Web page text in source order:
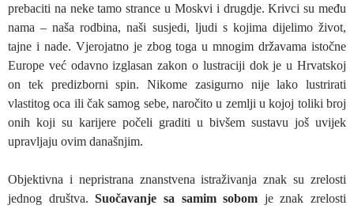
prebaciti na neke tamo strance u Moskvi i drugdje. Krivci su među
nama – naša rodbina, naši susjedi, ljudi s kojima dijelimo život,
tajne i nade. Vjerojatno je zbog toga u mnogim državama istočne
Europe već odavno izglasan zakon o lustraciji dok je u Hrvatskoj
on tek predizborni spin. Nikome zasigurno nije lako lustrirati
vlastitog oca ili čak samog sebe, naročito u zemlji u kojoj toliki broj
onih koji su karijere počeli graditi u bivšem sustavu još uvijek
upravljaju ovim današnjim.
Objektivna i nepristrana znanstvena istraživanja znak su zrelosti
jednog društva.Suočavanje sa samim sobom je znak zrelosti